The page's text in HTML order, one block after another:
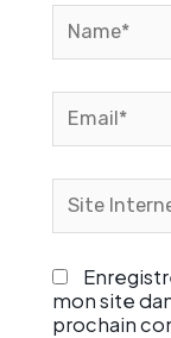
Name*
Email*
Site
Internet
mon site
prochain